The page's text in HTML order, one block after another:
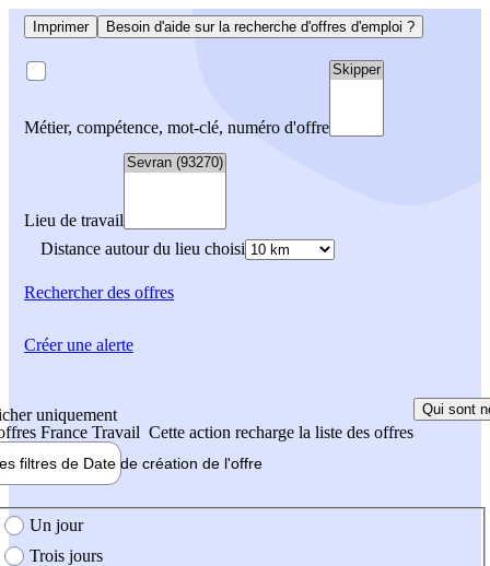
Imprimer Besoin d'aide sur la recherche d'offres d'emploi ?
Métier, compétence, mot-clé, numéro d'offre
Lieu de travail
Distance autour du lieu choisi
Rechercherdes offres
uniquement
France Travail Cette action recharge la liste des offres
Qui sont
filtres de Date de création de l'offre
création de l'offre
Un jour
Trois jours
Créer une alerte